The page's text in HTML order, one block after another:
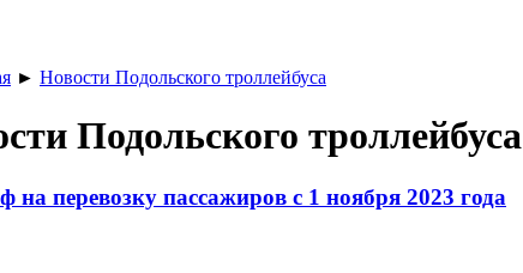
► Новости Подольского троллейбуса
Подольского троллейбуса
на перевозку пассажиров с 1 ноября 2023 года